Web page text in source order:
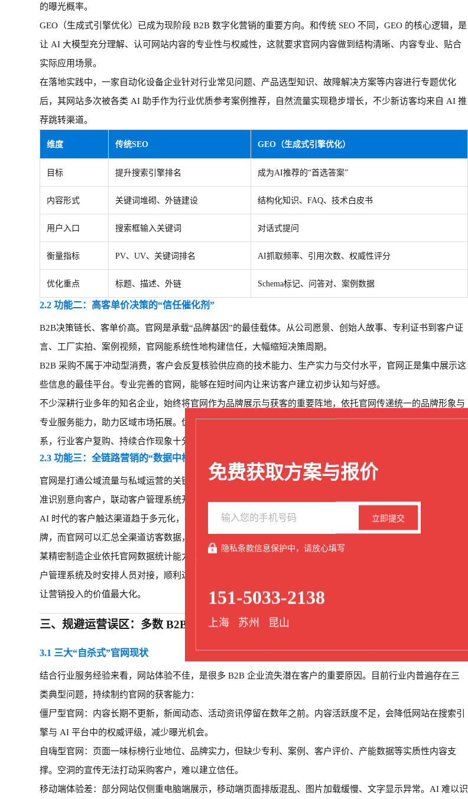
的曝光概率。
GEO（生成式引擎优化）已成为现阶段 B2B 数字化营销的重要方向。和传统 SEO 不同，GEO 的核心逻辑，是
让 AI 大模型充分理解、认可网站内容的专业性与权威性，这就要求官网内容做到结构清晰、内容专业、贴合
实际应用场景。
在落地实践中，一家自动化设备企业针对行业常见问题、产品选型知识、故障解决方案等内容进行专题优化
后，其网站多次被各类 AI 助手作为行业优质参考案例推荐，自然流量实现稳步增长，不少新访客均来自 AI 推
荐跳转渠道。
维度 传统SEO GEO（生成式引擎优化）
目标 提升搜索引擎排名 成为AI推荐的“首选答案”
内容形式 关键词堆砌、外链建设 结构化知识、FAQ、技术白皮书
用户入口 搜索框输入关键词 对话式提问
衡量指标 PV、UV、关键词排名 AI抓取频率、引用次数、权威性评分
优化重点 标题、描述、外链 Schema标记、问答对、案例数据
2.2 功能二：高客单价决策的“信任催化剂”
B2B决策链长、客单价高。官网是承载“品牌基因”的最佳载体。从公司愿景、创始人故事、专利证书到客户证
言、工厂实拍、案例视频，官网能系统性地构建信任，大幅缩短决策周期。
B2B 采购不属于冲动型消费，客户会反复核验供应商的技术能力、生产实力与交付水平，官网正是集中展示这
些信息的最佳平台。专业完善的官网，能够在短时间内让来访客户建立初步认知与好感。
不少深耕行业多年的知名企业，始终将官网作为品牌展示与获客的重要阵地，依托官网传递统一的品牌形象与
专业服务能力，助力区域市场拓展。优质的官网运营与服务体验，也让服务商与客户建立长期稳定的合作关
系，行业客户复购、持续合作现象十分普遍。
2.3 功能三：全链路营销的“数据中枢”
官网是打通公域流量与私域运营的关键数据桥梁。通过合理的页面数据埋点，可以完整记录访客浏览行为，精
准识别意向客户，联动客户管理系统开展精细化跟进，形成
“获客 - 客户培育 - 商务转化” 的完整营销闭环。
AI 时代的客户触达渠道趋于多元化，客户可能通过 AI 推荐、社交平台、行业展会、短视频等多种方式了解品
牌，而官网可以汇总全渠道访客数据，记录访客来源、浏览偏好、资料下载行为等关键信息。
某精密制造企业依托官网数据统计能力，捕捉到客户多次浏览特定产品页面、下载技术资料等行为后，联动客
户管理系统及时安排人员对接，顺利达成合作。这种数据驱动的精细化运营模式，有效提升了线索转化效率，
让营销投入的价值最大化。
三、规避运营误区：多数 B2B 官网存在的典型问题与转型思路
3.1 三大“自杀式”官网现状
结合行业服务经验来看，网站体验不佳，是很多 B2B 企业流失潜在客户的重要原因。目前行业内普遍存在三
类典型问题，持续制约官网的获客能力：
僵尸型官网：内容长期不更新，新闻动态、活动资讯停留在数年之前。内容活跃度不足，会降低网站在搜索引
擎与 AI 平台中的权威评级，减少曝光机会。
自嗨型官网：页面一味标榜行业地位、品牌实力，但缺少专利、案例、客户评价、产能数据等实质性内容支
撑。空洞的宣传无法打动采购客户，难以建立信任。
移动端体验差：部分网站仅侧重电脑端展示，移动端页面排版混乱、图片加载缓慢、文字显示异常。 AI 难以识
免费获取方案与报价
立即提交
隐私条款信息保护中，请放心填写
151-5033-2138
上海 苏州 昆山